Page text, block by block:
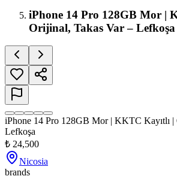
iPhone 14 Pro 128GB Mor |
Orijinal, Takas Var – Lefkoşa
iPhone 14 Pro 128GB Mor | KKTC Kayıtlı
Lefkoşa
₺ 24,500
Nicosia
brands